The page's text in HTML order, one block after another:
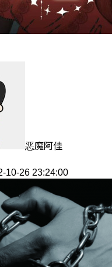
恶魔阿佳
10-26 23:24:00